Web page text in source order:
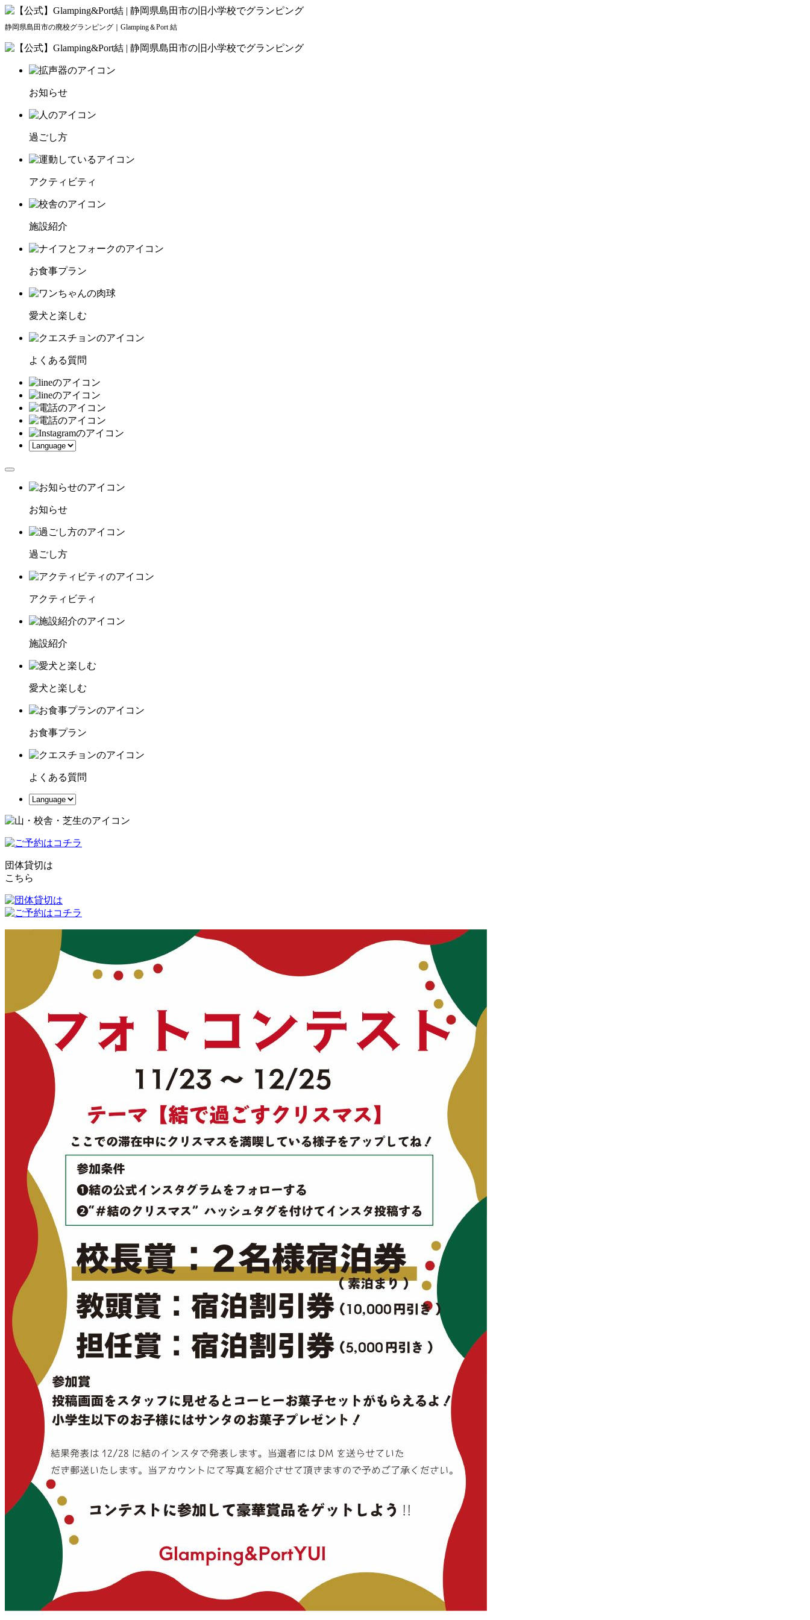
静岡県島田市の廃校グランピング｜Glamping＆Port 結
お知らせ
過ごし方
アクティビティ
施設紹介
お食事プラン
愛犬と楽しむ
よくある質問
お知らせ
過ごし方
アクティビティ
施設紹介
愛犬と楽しむ
お食事プラン
よくある質問
団体貸切は
こちら